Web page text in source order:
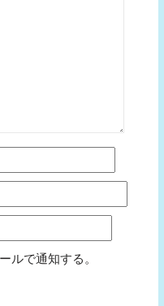
ルで通知する。